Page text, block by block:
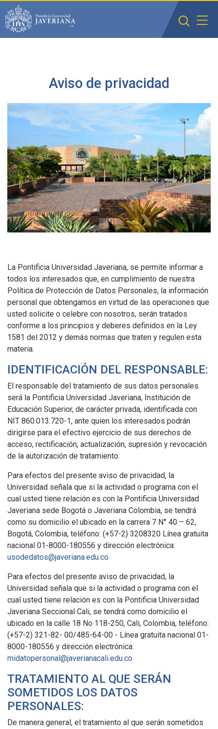
Aviso de privacidad
La Pontificia Universidad Javeriana, se permite informar a
todos los interesados que, en cumplimiento de nuestra
Política de Protección de Datos Personales, la información
personal que obtengamos en virtud de las operaciones que
usted solicite o celebre con nosotros, serán tratados
conforme a los principios y deberes definidos en la Ley
1581 del 2012 y demás normas que traten y regulen esta
materia.
IDENTIFICACIÓN DEL RESPONSABLE:
El responsable del tratamiento de sus datos personales
será la Pontificia Universidad Javeriana, Institución de
Educación Superior, de carácter privada, identificada con
NIT 860.013.720-1, ante quien los interesados podrán
dirigirse para el efectivo ejercicio de sus derechos de
acceso, rectificación, actualización, supresión y revocación
de la autorización de tratamiento.
Para efectos del presente aviso de privacidad, la
Universidad señala que si la actividad o programa con el
cual usted tiene relación es con la Pontificia Universidad
Javeriana sede Bogotá o Javeriana Colombia, se tendrá
como su domicilio el ubicado en la carrera 7 N° 40 – 62,
Bogotá, Colombia, teléfono: (+57-2) 3208320 Línea gratuita
nacional 01-8000-180556 y dirección electrónica:
usodedatos@javeriana.edu.co
Para efectos del presente aviso de privacidad, la
Universidad señala que si la actividad o programa con el
cual usted tiene relación es con la Pontificia Universidad
Javeriana Seccional Cali, se tendrá como domicilio el
ubicado en la calle 18 No 118-250, Cali, Colombia, teléfono:
(+57-2) 321-82- 00/485-64-00 - Línea gratuita nacional 01-
8000-180556 y dirección electrónica:
midatopersonal@javerianacali.edu.co
TRATAMIENTO AL QUE SERÁN
SOMETIDOS LOS DATOS
PERSONALES:
De manera general, el tratamiento al que serán sometidos